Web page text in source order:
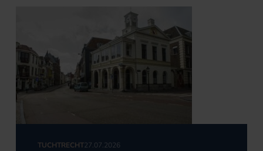
TUCHTRECHT27.07.2026